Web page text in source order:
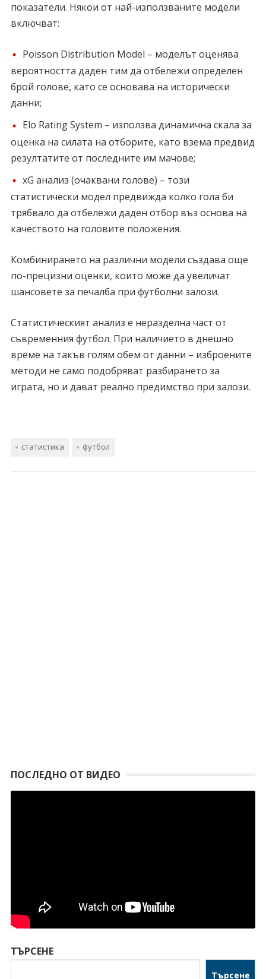
показатели. Някои от най-използваните модели
включват:
Poisson Distribution Model – моделът оценява
вероятността даден тим да отбележи определен
брой голове, като се основава на исторически
данни;
Elo Rating System – използва динамична скала за
оценка на силата на отборите, като взема предвид
резултатите от последните им мачове;
xG анализ (очаквани голове) – този
статистически модел предвижда колко гола би
трябвало да отбележи даден отбор въз основа на
качеството на головите положения.
Комбинирането на различни модели създава още
по-прецизни оценки, които може да увеличат
шансовете за печалба при футболни залози.
Статистическият анализ е неразделна част от
съвременния футбол. При наличието в днешно
време на такъв голям обем от данни – изброените
методи не само подобряват разбирането за
играта, но и дават реално предимство при залози.
статистика футбол
ПОСЛЕДНО ОТ ВИДЕО
ТЪРСЕНЕ
Търсене